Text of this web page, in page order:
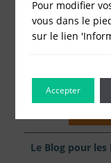
Le Blog pour les
Pour modifier
vous dans le
sur le lien
Accepter